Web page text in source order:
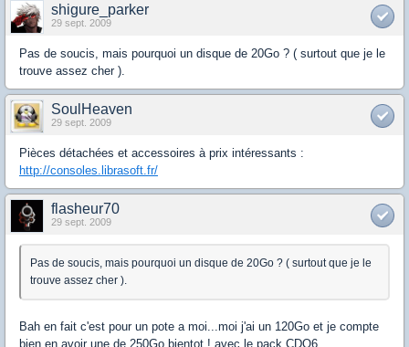
shigure_parker
29 sept. 2009
Pas de soucis, mais pourquoi un disque de 20Go ? ( surtout que je le
trouve assez cher ).
SoulHeaven
29 sept. 2009
Pièces détachées et accessoires à prix intéressants :
http://consoles.librasoft.fr/
flasheur70
29 sept. 2009
Pas de soucis, mais pourquoi un disque de 20Go ? ( surtout que je le
trouve assez cher ).
Bah en fait c'est pour un pote a moi...moi j'ai un 120Go et je compte
bien en avoir une de 250Go bientot ! avec le pack CDO6.